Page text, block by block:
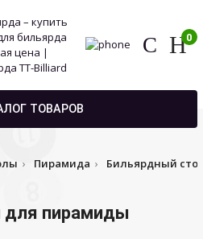
0
ТОВАРОВ
Пирамида Бильярдный
для пирамиды